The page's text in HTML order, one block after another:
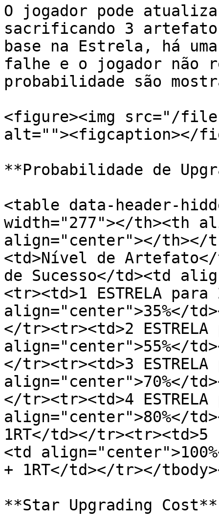
O jogador pode
sacrificando 3
base na Estrela, há
falhe e o jogador não
probabilidade são
<figure><img src="/files/
alt=""><figcaption></
**Probabilidade de
<table data-header-
width="277"></th><th
align="center"></th></
<td>Nível de
de Sucesso</td><td
<tr><td>1 ESTRELA para
align="center">35%</
</tr><tr><td>2 ESTRELA
align="center">55%</
</tr><tr><td>3 ESTRELA
align="center">70%</
</tr><tr><td>4 ESTRELA
align="center">80%</
1RT</td></tr><tr><td>5
<td
+ 1RT</td></tr></
**Star Upgrading Cost**